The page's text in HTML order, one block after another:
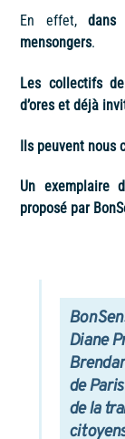
En effet,dans
mensongers.
Les collectifs
d’ores et déjà
Ils peuvent nous
Un exemplaire
proposé par
Diane
de
de la